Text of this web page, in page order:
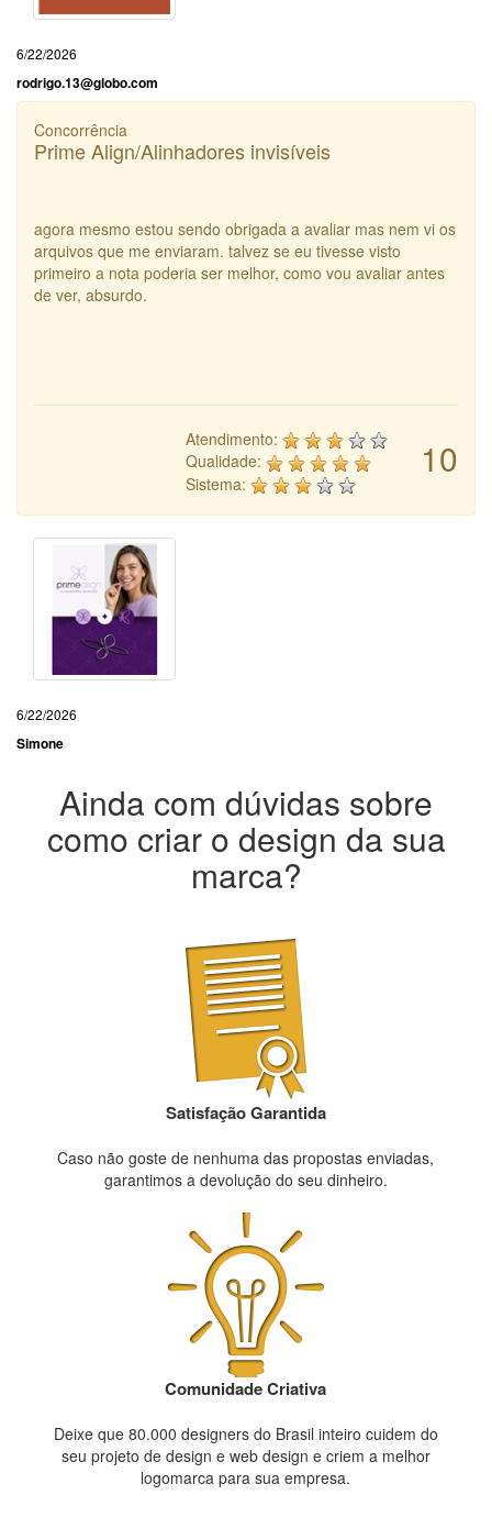
6/22/2026
rodrigo.13@globo.com
Concorrência
Prime Align/Alinhadores invisíveis
agora mesmo estou sendo obrigada a avaliar mas nem vi os
arquivos que me enviaram. talvez se eu tivesse visto
primeiro a nota poderia ser melhor, como vou avaliar antes
de ver, absurdo.
10
Atendimento:
Qualidade:
Sistema:
6/22/2026
Simone
Ainda com dúvidas sobre
como criar o design da sua
marca?
Satisfação Garantida
Caso não goste de nenhuma das propostas enviadas,
garantimos a devolução do seu dinheiro.
Comunidade Criativa
Deixe que 80.000 designers do Brasil inteiro cuidem do
seu projeto de design e web design e criem a melhor
logomarca para sua empresa.